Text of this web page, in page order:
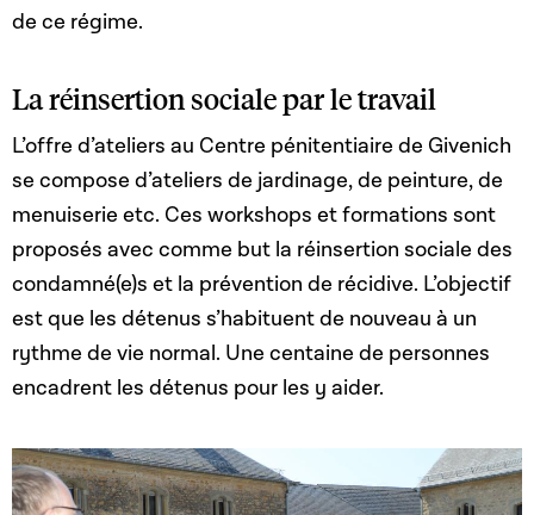
de ce régime.
La réinsertion sociale par le travail
L’offre d’ateliers au Centre pénitentiaire de Givenich
se compose d’ateliers de jardinage, de peinture, de
menuiserie etc. Ces workshops et formations sont
proposés avec comme but la réinsertion sociale des
condamné(e)s et la prévention de récidive. L’objectif
est que les détenus s’habituent de nouveau à un
rythme de vie normal. Une centaine de personnes
encadrent les détenus pour les y aider.